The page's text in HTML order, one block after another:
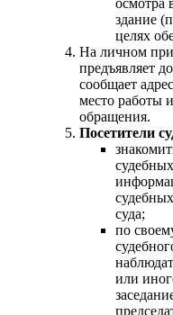
осмотра
здание
целях
На личном
предъявляет
сообщает
место работы
обращения.
Посетители
суда;
по
или